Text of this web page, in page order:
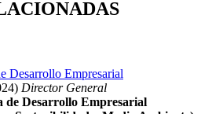
Desarrollo Empresarial
Director General
de Desarrollo Empresarial